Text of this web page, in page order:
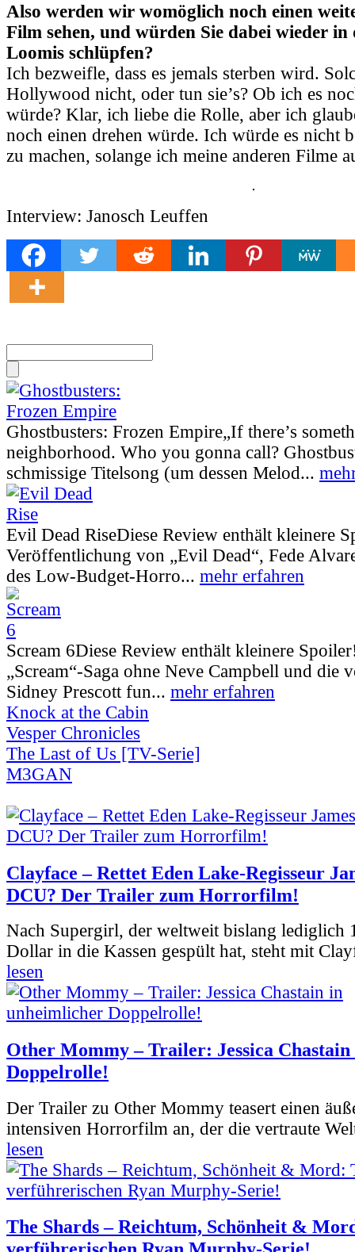
Also werden wir womöglich noch einen
Film sehen, und würden Sie dabei wieder in
Loomis schlüpfen?
Ich bezweifle, dass es jemals sterben wird.
Hollywood nicht, oder tun sie’s? Ob ich es
würde? Klar, ich liebe die Rolle, aber ich
noch einen drehen würde. Ich würde es nicht
zu machen, solange ich meine anderen Filme
Interview: Janosch Leuffen
Ghostbusters: Frozen Empire„If there’s
neighborhood. Who you gonna call?
schmissige Titelsong (um dessen Melod...
Evil Dead RiseDiese Review enthält kleinere
Veröffentlichung von „Evil Dead“, Fede
des Low-Budget-Horro... mehr erfahren
Scream 6Diese Review enthält kleinere
„Scream“-Saga ohne Neve Campbell und die
Sidney Prescott fun... mehr erfahren
Knock at the Cabin
Vesper Chronicles
The Last of Us [TV-Serie]
M3GAN
Clayface – Rettet Eden Lake-Regisseur
DCU? Der Trailer zum Horrorfilm!
Nach Supergirl, der weltweit bislang lediglich
Dollar in die Kassen gespült hat, steht mit
lesen
Other Mommy – Trailer: Jessica
Doppelrolle!
Der Trailer zu Other Mommy teasert einen
intensiven Horrorfilm an, der die vertraute
lesen
The Shards – Reichtum, Schönheit &